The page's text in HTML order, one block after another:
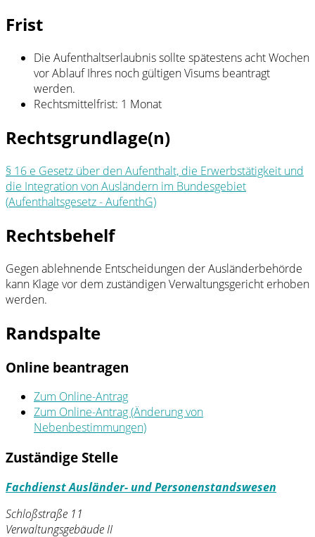
Frist
Die Aufenthaltserlaubnis sollte spätestens acht Wochen
vor Ablauf Ihres noch gültigen Visums beantragt
werden.
Rechtsmittelfrist: 1 Monat
Rechtsgrundlage(n)
§ 16 e Gesetz über den Aufenthalt, die Erwerbstätigkeit und
die Integration von Ausländern im Bundesgebiet
(Aufenthaltsgesetz - AufenthG)
Rechtsbehelf
Gegen ablehnende Entscheidungen der Ausländerbehörde
kann Klage vor dem zuständigen Verwaltungsgericht erhoben
werden.
Randspalte
Online beantragen
Zum Online-Antrag
Zum Online-Antrag (Änderung von
Nebenbestimmungen)
Zuständige Stelle
Fachdienst Ausländer- und Personenstandswesen
Schloßstraße 11
Verwaltungsgebäude II